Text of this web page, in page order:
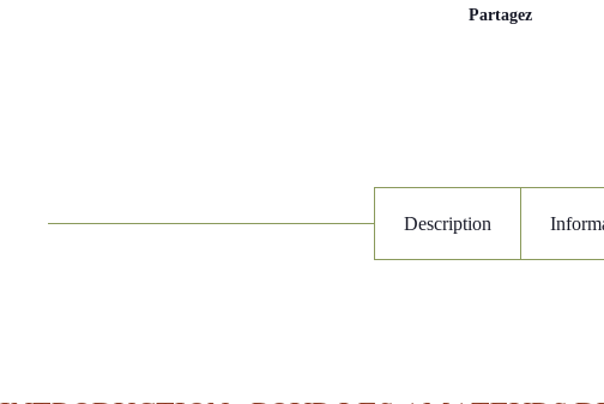
Partagez
Description